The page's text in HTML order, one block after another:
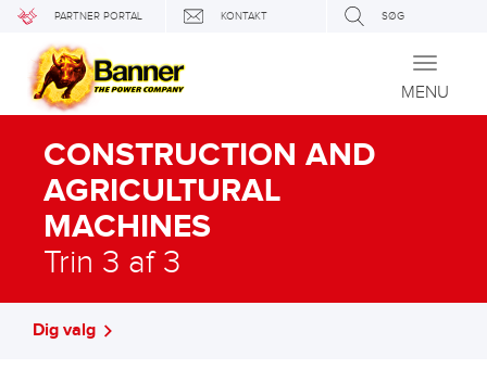
PARTNER PORTAL KONTAKT SØG
Toggle
MENU
CONSTRUCTION AND
AGRICULTURAL
MACHINES
Trin 3 af 3
Dig valg